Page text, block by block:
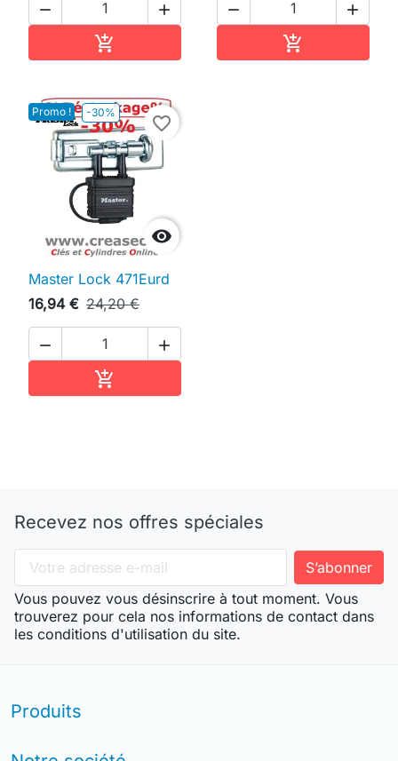
 

 

Promo ! -30%

favorite_border
Master Lock 471Eurd
16,94 € 24,20 €
 

Recevez nos offres spéciales
Vous pouvez vous désinscrire à tout moment. Vous
trouverez pour cela nos informations de contact dans
les conditions d'utilisation du site.
Produits